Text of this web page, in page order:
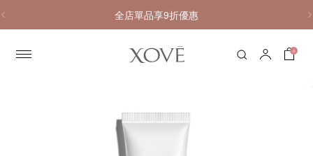
全店單品享9折優惠
0